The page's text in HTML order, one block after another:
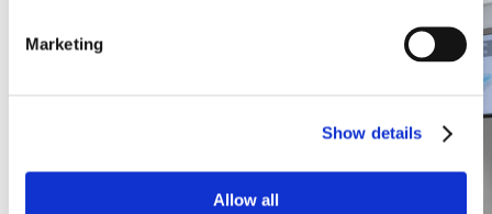
Marketing
Show details
Allow all